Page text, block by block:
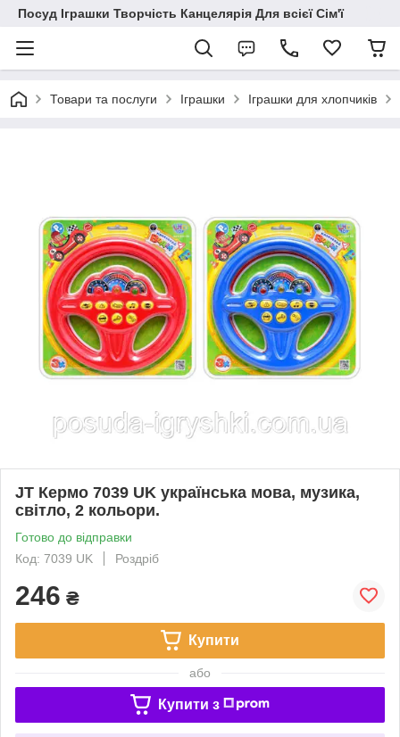
Посуд Іграшки Творчість Канцелярія Для всієї Сім'ї
Товари та послуги Іграшки Іграшки для хлопчиків
JT Кермо 7039 UK українська мова, музика,
світло, 2 кольори.
Готово до відправки
Код: 7039 UK
Роздріб
246 ₴
Купити
або
Купити з